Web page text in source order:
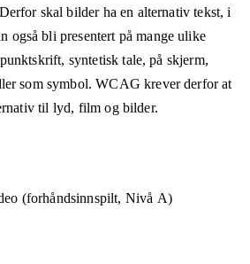
skal bilder ha en alternativ tekst, i
også bli presentert på mange ulike
syntetisk tale, på skjerm,
som symbol. WCAG krever derfor at
til lyd, film og bilder.
(forhåndsinnspilt, Nivå A)